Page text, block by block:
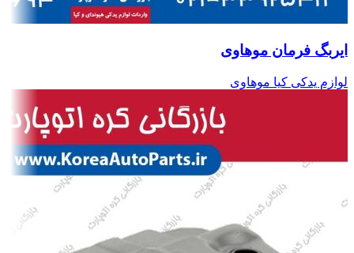
ایربگ فرمان موهاوی
لوازم یدکی کیا موهاوی